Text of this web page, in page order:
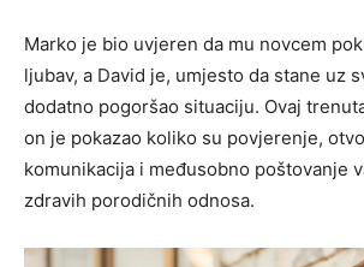
Marko je bio uvjeren da mu novcem
ljubav, a David je, umjesto da stane uz
dodatno pogoršao situaciju. Ovaj
on je pokazao koliko su povjerenje,
komunikacija i međusobno poštovanje
zdravih porodičnih odnosa.